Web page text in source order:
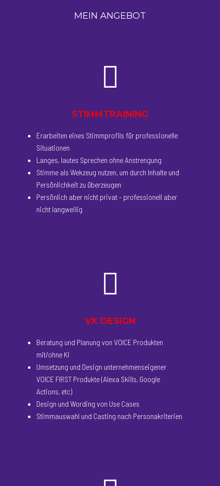
MEIN ANGEBOT
STIMMTRAINING
Erarbeiten eines Stimmprofils für professionelle
Situationen
Langes, lautes Sprechen ohne Anstrengung
Stimme als Wekzeug nutzen, um durch Inhalte und
Persönlichkeit zu überzeugen
Persönlich aber nicht privat - professionell aber
nicht langweilig
VX DESIGN
Beratung und Planung von VOICE Produkten
mit/ohne KI
Umsetzung und Design unternehmenseigener
VOICE FIRST Produkte (Alexa Skills, Google
Actions, etc)
Design und Wording von Use Cases
Stimmauswahl und Casting nach Personakriterien